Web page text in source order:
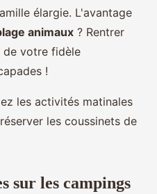
élargie. L'avantage
animaux ? Rentrer
de votre fidèle
!
les activités matinales
les coussinets de
sur les campings